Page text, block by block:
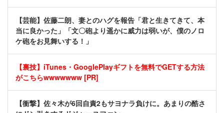
【芸能】佐藤二朗、妻とのハグを報告「君と生きてきて、本
当に良かった」「文〇砲より遥かに威力は弱いが、僕のノロ
ケ砲をお見舞いする！」
【裏技】iTunes・GooglePlayギフトを無料でGETする方法
がこちらwwwwwww [PR]
【衝撃】佐々木が6回自責2もサヨナラ負けに。あまりの酷さ